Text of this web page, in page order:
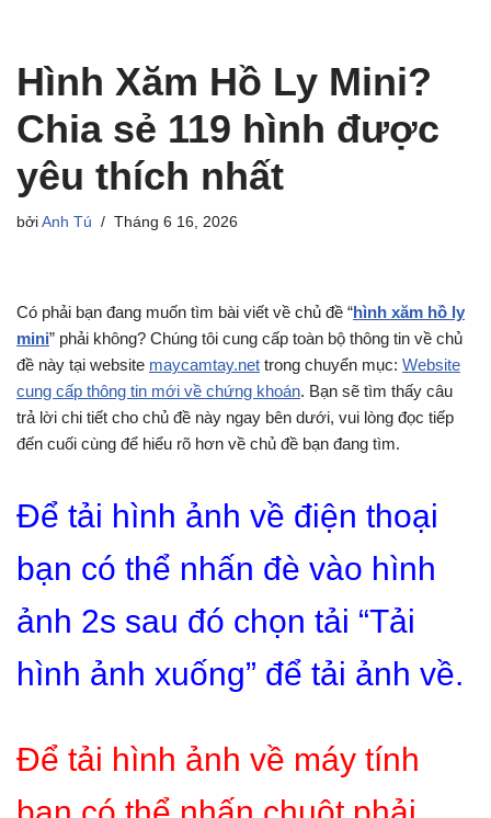
Hình Xăm Hồ Ly Mini?
Chia sẻ 119 hình được
yêu thích nhất
bởi Anh Tú Tháng 6 16, 2026
Có phải bạn đang muốn tìm bài viết về chủ đề “hình xăm hồ ly
mini” phải không? Chúng tôi cung cấp toàn bộ thông tin về chủ
đề này tại website maycamtay.net trong chuyển mục: Website
cung cấp thông tin mới về chứng khoán. Bạn sẽ tìm thấy câu
trả lời chi tiết cho chủ đề này ngay bên dưới, vui lòng đọc tiếp
đến cuối cùng để hiểu rõ hơn về chủ đề bạn đang tìm.
Để tải hình ảnh về điện thoại
bạn có thể nhấn đè vào hình
ảnh 2s sau đó chọn tải “Tải
hình ảnh xuống” để tải ảnh về.
Để tải hình ảnh về máy tính